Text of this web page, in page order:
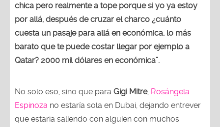
chica pero realmente a tope porque si yo ya estoy
por allá, después de cruzar el charco ¿cuánto
cuesta un pasaje para allá en económica, lo más
barato que te puede costar llegar por ejemplo a
Qatar? 2000 mil dólares en económica”.
No solo eso, sino que para Gigi Mitre, Rosángela
Espinoza no estaría sola en Dubai, dejando entrever
que estaría saliendo con alguien con muchos